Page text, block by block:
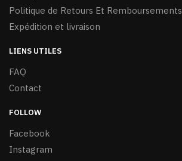
Politique de Retours Et Remboursements
Expédition et livraison
LIENS UTILES
FAQ
Contact
FOLLOW
Facebook
Instagram